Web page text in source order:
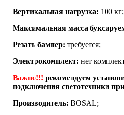
Вертикальная нагрузка: 100 кг;
Максимальная масса
Резать бампер: требуется;
Электрокомплект: нет
Важно!!! рекомендуем
подключения светотехники
Производитель: BOSAL;